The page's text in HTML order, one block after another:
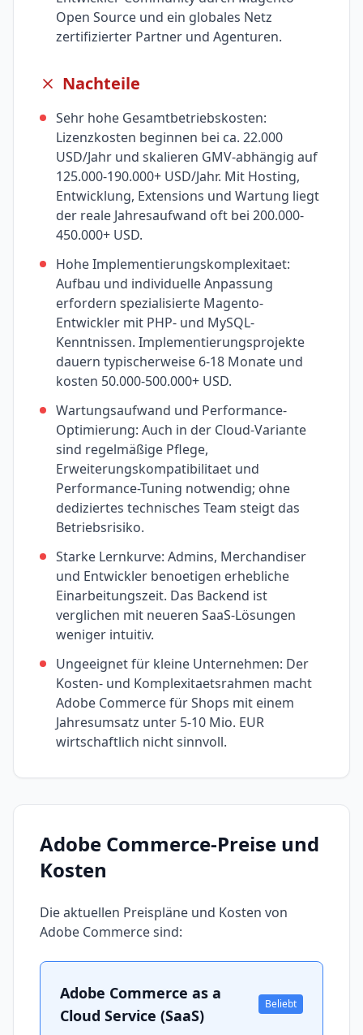
Open Source und ein globales Netz
zertifizierter Partner und Agenturen.
Nachteile
Sehr hohe Gesamtbetriebskosten:
Lizenzkosten beginnen bei ca. 22.000
USD/Jahr und skalieren GMV-abhängig auf
125.000-190.000+ USD/Jahr. Mit Hosting,
Entwicklung, Extensions und Wartung liegt
der reale Jahresaufwand oft bei 200.000-
450.000+ USD.
Hohe Implementierungskomplexitaet:
Aufbau und individuelle Anpassung
erfordern spezialisierte Magento-
Entwickler mit PHP- und MySQL-
Kenntnissen. Implementierungsprojekte
dauern typischerweise 6-18 Monate und
kosten 50.000-500.000+ USD.
Wartungsaufwand und Performance-
Optimierung: Auch in der Cloud-Variante
sind regelmäßige Pflege,
Erweiterungskompatibilitaet und
Performance-Tuning notwendig; ohne
dediziertes technisches Team steigt das
Betriebsrisiko.
Starke Lernkurve: Admins, Merchandiser
und Entwickler benoetigen erhebliche
Einarbeitungszeit. Das Backend ist
verglichen mit neueren SaaS-Lösungen
weniger intuitiv.
Ungeeignet für kleine Unternehmen: Der
Kosten- und Komplexitaetsrahmen macht
Adobe Commerce für Shops mit einem
Jahresumsatz unter 5-10 Mio. EUR
wirtschaftlich nicht sinnvoll.
Adobe Commerce-Preise und
Kosten
Die aktuellen Preispläne und Kosten von
Adobe Commercesind:
Adobe Commerce as a
Cloud Service (SaaS)
Beliebt